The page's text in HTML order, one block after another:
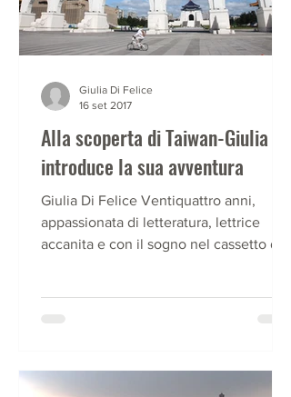
Alla scoperta di Taiwan-Giulia ci
introduce la sua avventura
Giulia Di Felice Ventiquattro anni,
appassionata di letteratura, lettrice
accanita e con il sogno nel cassetto di
Giulia Di Felice
16 set 2017